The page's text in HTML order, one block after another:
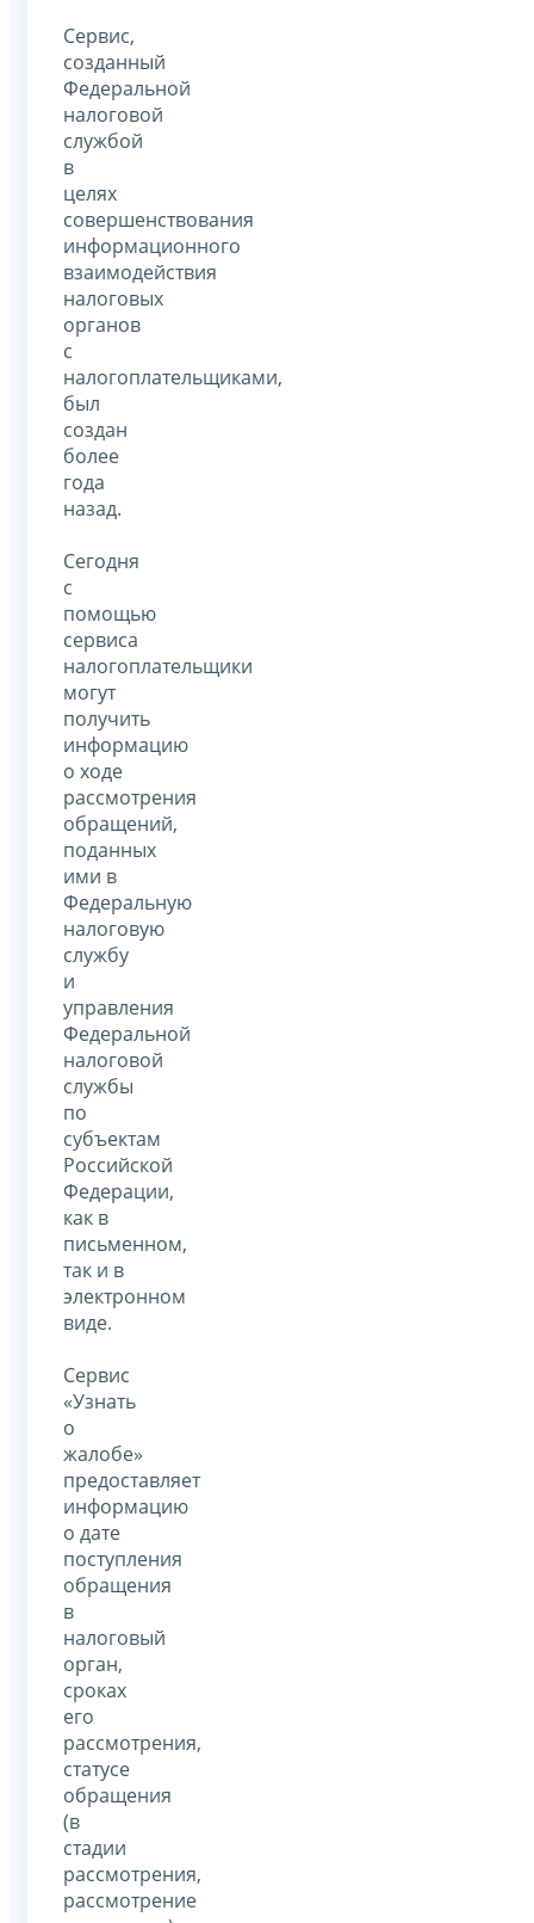
Сервис,
созданный
Федеральной
налоговой
службой
в
целях
совершенствования
информационного
взаимодействия
налоговых
органов
с
налогоплательщиками,
был
создан
более
года
назад.
Сегодня
с
помощью
сервиса
налогоплательщики
могут
получить
информацию
о ходе
рассмотрения
обращений,
поданных
ими в
Федеральную
налоговую
службу
и
управления
Федеральной
налоговой
службы
по
субъектам
Российской
Федерации,
как в
письменном,
так и в
электронном
виде.
Сервис
«Узнать
о
жалобе»
предоставляет
информацию
о дате
поступления
обращения
в
налоговый
орган,
сроках
его
рассмотрения,
статусе
обращения
(в
стадии
рассмотрения,
рассмотрение